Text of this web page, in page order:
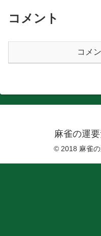
コメント
コメ
麻雀の運
© 2018 麻雀の